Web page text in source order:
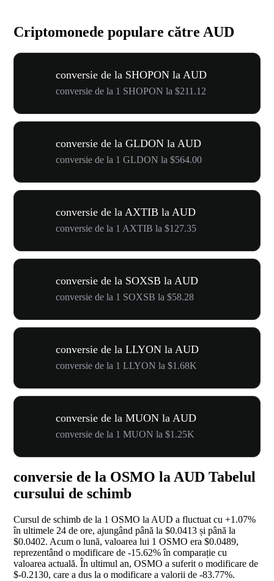
Criptomonede populare către AUD
conversie de la SHOPON la AUD
conversie de la 1 SHOPON la $211.12
conversie de la GLDON la AUD
conversie de la 1 GLDON la $564.00
conversie de la AXTIB la AUD
conversie de la 1 AXTIB la $127.35
conversie de la SOXSB la AUD
conversie de la 1 SOXSB la $58.28
conversie de la LLYON la AUD
conversie de la 1 LLYON la $1.68K
conversie de la MUON la AUD
conversie de la 1 MUON la $1.25K
conversie de la OSMO la AUD Tabelul
cursului de schimb
Cursul de schimb de la 1 OSMO la AUD a fluctuat cu +1.07%
în ultimele 24 de ore, ajungând până la $0.0413 și până la
$0.0402. Acum o lună, valoarea lui 1 OSMO era $0.0489,
reprezentând o modificare de -15.62%în comparație cu
valoarea actuală. În ultimul an, OSMO a suferit o modificare de
$-0.2130, care a dus la o modificare a valorii de -83.77%.